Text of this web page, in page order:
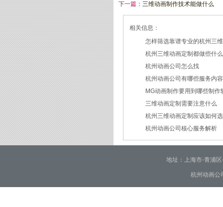
下一篇： 三维动画制作技术能做什么
相关信息：
怎样筛选靠谱专业的杭州三
2026/07/21
杭州三维动画定制都做些什
2026/03/19
杭州动画公司怎么找
2026/03/12
杭州动画公司有哪些服务内容
2026/03/09
MG动画制作要用到哪些制作
2026/02/24
三维动画定制需要注意什么
2026/02/09
杭州三维动画定制应该如何
2026/01/30
杭州动画公司核心服务解析
2026/01/28
地址：上海市-青浦
杭州动画公